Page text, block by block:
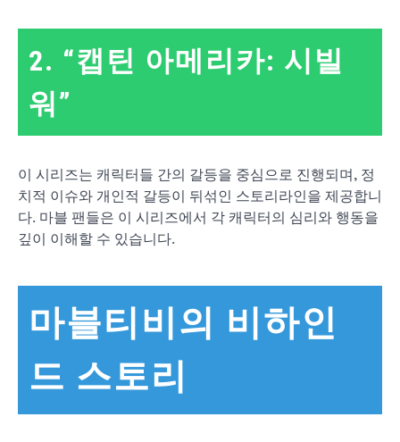
2. “캡틴 아메리카: 시빌
워”
이 시리즈는 캐릭터들 간의 갈등을 중심으로 진행되며, 정
치적 이슈와 개인적 갈등이 뒤섞인 스토리라인을 제공합니
다. 마블 팬들은 이 시리즈에서 각 캐릭터의 심리와 행동을
깊이 이해할 수 있습니다.
마블티비의 비하인
드 스토리